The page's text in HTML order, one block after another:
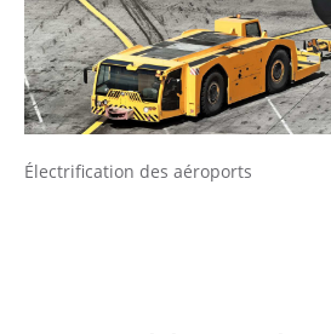
Électrification des aéroports